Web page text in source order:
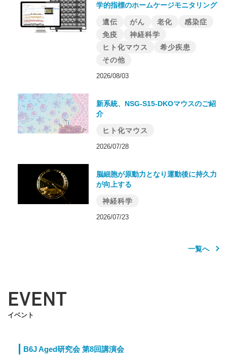
学的指標のホームケージモニタリング
遺伝 がん 老化
感染症
免疫
神経科学
ヒト化マウス
希少疾患
その他
2026/08/03
新系統、NSG-S15-DKOマウスのご紹
介
ヒト化マウス
2026/07/28
脳細胞が原動力となり運動後に持久力
が向上する
神経科学
2026/07/23
一覧へ
EVENT
イベント
B6J Aged研究会 第8回講演会